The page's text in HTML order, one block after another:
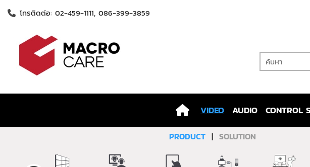
โทรติดต่อ: 02-459-1111, 086-399-3859
VIDEO AUDIO CONTROL
PRODUCT| SOLUTION